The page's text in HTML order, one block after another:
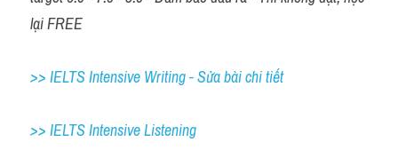
lại FREE
>> IELTS Intensive Writing - Sửa bài chi tiết
>> IELTS Intensive Listening